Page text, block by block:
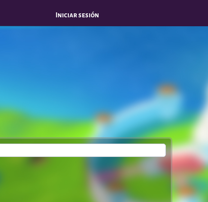
Iniciar sesión